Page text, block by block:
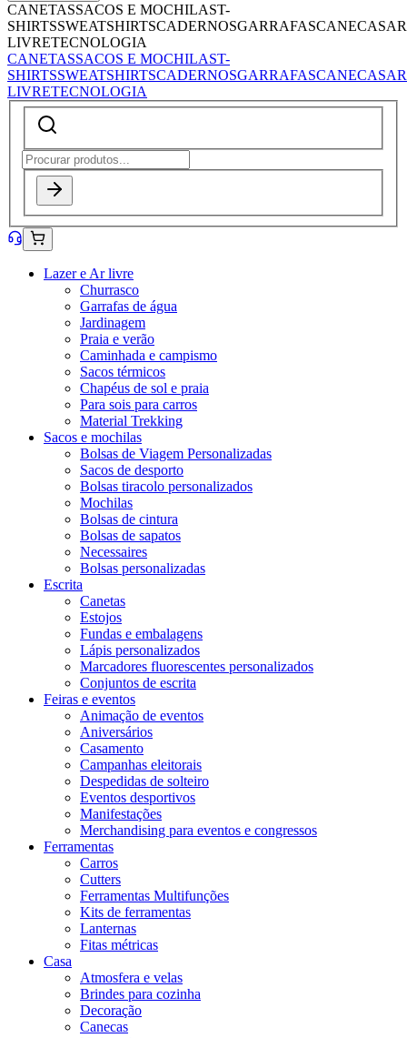
CANETASSACOS E MOCHILAST-
SHIRTSSWEATSHIRTSCADERNOSGARRAFASCANECASAR
LIVRETECNOLOGIA
CANETASSACOS E MOCHILAST-
SHIRTSSWEATSHIRTSCADERNOSGARRAFASCANECASAR
LIVRETECNOLOGIA
Lazer e Ar livre
Churrasco
Garrafas de água
Jardinagem
Praia e verão
Caminhada e campismo
Sacos térmicos
Chapéus de sol e praia
Para sois para carros
Material Trekking
Sacos e mochilas
Bolsas de Viagem Personalizadas
Sacos de desporto
Bolsas tiracolo personalizados
Mochilas
Bolsas de cintura
Bolsas de sapatos
Necessaires
Bolsas personalizadas
Escrita
Canetas
Estojos
Fundas e embalagens
Lápis personalizados
Marcadores fluorescentes personalizados
Conjuntos de escrita
Feiras e eventos
Animação de eventos
Aniversários
Casamento
Campanhas eleitorais
Despedidas de solteiro
Eventos desportivos
Manifestações
Merchandising para eventos e congressos
Ferramentas
Carros
Cutters
Ferramentas Multifunções
Kits de ferramentas
Lanternas
Fitas métricas
Casa
Atmosfera e velas
Brindes para cozinha
Decoração
Canecas